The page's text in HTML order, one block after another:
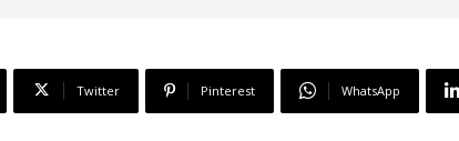
Twitter Pinterest WhatsApp